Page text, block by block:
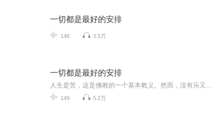
一切都是最好的安排
148 3.5万
一切都是最好的安排
149 5.2万